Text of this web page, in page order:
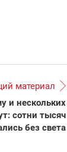
материал
и нескольких
сотни тысяч
без света